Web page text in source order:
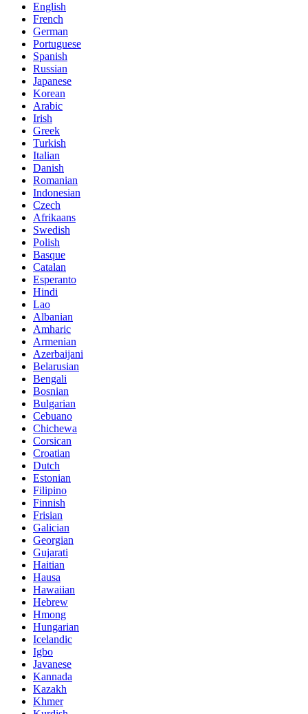
English
French
German
Portuguese
Spanish
Russian
Japanese
Korean
Arabic
Irish
Greek
Turkish
Italian
Danish
Romanian
Indonesian
Czech
Afrikaans
Swedish
Polish
Basque
Catalan
Esperanto
Hindi
Lao
Albanian
Amharic
Armenian
Azerbaijani
Belarusian
Bengali
Bosnian
Bulgarian
Cebuano
Chichewa
Corsican
Croatian
Dutch
Estonian
Filipino
Finnish
Frisian
Galician
Georgian
Gujarati
Haitian
Hausa
Hawaiian
Hebrew
Hmong
Hungarian
Icelandic
Igbo
Javanese
Kannada
Kazakh
Khmer